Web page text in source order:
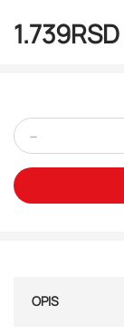
1.739RSD
-
OPIS